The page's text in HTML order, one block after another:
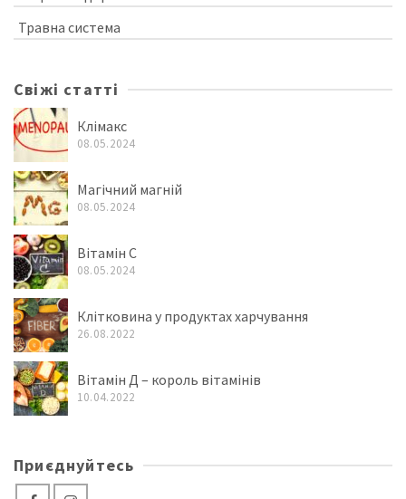
Травна система
Свіжі статті
Клімакс
08.05.2024
Магічний магній
08.05.2024
Вітамін C
08.05.2024
Клітковина у продуктах харчування
26.08.2022
Вітамін Д – король вітамінів
10.04.2022
Приєднуйтесь